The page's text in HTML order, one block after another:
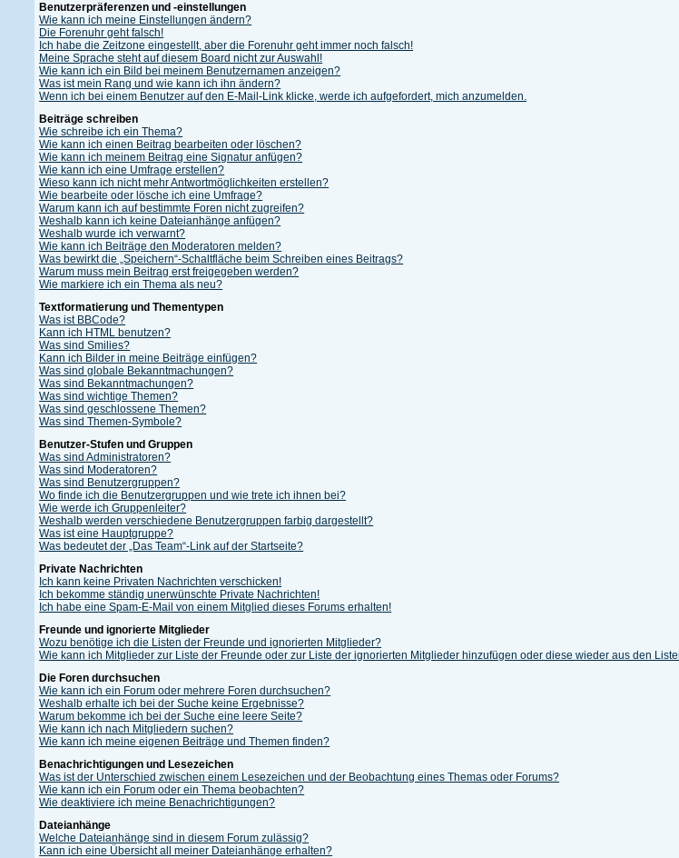
Benutzerpräferenzen und -einstellungen
Wie kann ich meine Einstellungen ändern?
Die Forenuhr geht falsch!
Ich habe die Zeitzone eingestellt, aber die Forenuhr geht immer noch falsch!
Meine Sprache steht auf diesem Board nicht zur Auswahl!
Wie kann ich ein Bild bei meinem Benutzernamen anzeigen?
Was ist mein Rang und wie kann ich ihn ändern?
Wenn ich bei einem Benutzer auf den E-Mail-Link klicke, werde ich aufgefordert, mich anzumelden.
Beiträge schreiben
Wie schreibe ich ein Thema?
Wie kann ich einen Beitrag bearbeiten oder löschen?
Wie kann ich meinem Beitrag eine Signatur anfügen?
Wie kann ich eine Umfrage erstellen?
Wieso kann ich nicht mehr Antwortmöglichkeiten erstellen?
Wie bearbeite oder lösche ich eine Umfrage?
Warum kann ich auf bestimmte Foren nicht zugreifen?
Weshalb kann ich keine Dateianhänge anfügen?
Weshalb wurde ich verwarnt?
Wie kann ich Beiträge den Moderatoren melden?
Was bewirkt die „Speichern“-Schaltfläche beim Schreiben eines Beitrags?
Warum muss mein Beitrag erst freigegeben werden?
Wie markiere ich ein Thema als neu?
Textformatierung und Thementypen
Was ist BBCode?
Kann ich HTML benutzen?
Was sind Smilies?
Kann ich Bilder in meine Beiträge einfügen?
Was sind globale Bekanntmachungen?
Was sind Bekanntmachungen?
Was sind wichtige Themen?
Was sind geschlossene Themen?
Was sind Themen-Symbole?
Benutzer-Stufen und Gruppen
Was sind Administratoren?
Was sind Moderatoren?
Was sind Benutzergruppen?
Wo finde ich die Benutzergruppen und wie trete ich ihnen bei?
Wie werde ich Gruppenleiter?
Weshalb werden verschiedene Benutzergruppen farbig dargestellt?
Was ist eine Hauptgruppe?
Was bedeutet der „Das Team“-Link auf der Startseite?
Private Nachrichten
Ich kann keine Privaten Nachrichten verschicken!
Ich bekomme ständig unerwünschte Private Nachrichten!
Ich habe eine Spam-E-Mail von einem Mitglied dieses Forums erhalten!
Freunde und ignorierte Mitglieder
Wozu benötige ich die Listen der Freunde und ignorierten Mitglieder?
Wie kann ich Mitglieder zur Liste der Freunde oder zur Liste der ignorierten Mitglieder hinzufügen oder diese wieder aus den
Die Foren durchsuchen
Wie kann ich ein Forum oder mehrere Foren durchsuchen?
Weshalb erhalte ich bei der Suche keine Ergebnisse?
Warum bekomme ich bei der Suche eine leere Seite?
Wie kann ich nach Mitgliedern suchen?
Wie kann ich meine eigenen Beiträge und Themen finden?
Benachrichtigungen und Lesezeichen
Was ist der Unterschied zwischen einem Lesezeichen und der Beobachtung eines Themas oder Forums?
Wie kann ich ein Forum oder ein Thema beobachten?
Wie deaktiviere ich meine Benachrichtigungen?
Dateianhänge
Welche Dateianhänge sind in diesem Forum zulässig?
Kann ich eine Übersicht all meiner Dateianhänge erhalten?